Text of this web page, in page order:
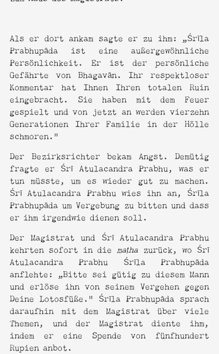
Als er dort ankam sagte er zu ihm: „Śrīla
Prabhupāda ist eine außergewöhnliche
Persönlichkeit. Er ist der persönliche
Gefährte von Bhagavān. Ihr respektloser
Kommentar hat Ihnen Ihren totalen Ruin
eingebracht. Sie haben mit dem Feuer
gespielt und von jetzt an werden vierzehn
Generationen Ihrer Familie in der Hölle
schmoren.”
Der Bezirksrichter bekam Angst. Demütig
fragte er Śrī Atulacandra Prabhu, was er
tun müsste, um es wieder gut zu machen.
Śrī Atulacandra Prabhu wies ihn an, Śrīla
Prabhupāda um Vergebung zu bitten und dass
er ihm irgendwie dienen soll.
Der Magistrat und Śrī Atulacandra Prabhu
kehrten sofort in die maṭha zurück, wo Śrī
Atulacandra Prabhu Śrīla Prabhupāda
anflehte: „Bitte sei gütig zu diesem Mann
und erlöse ihn von seinem Vergehen gegen
Deine Lotosfüße." Śrīla Prabhupāda sprach
daraufhin mit dem Magistrat über viele
Themen, und der Magistrat diente ihm,
indem er eine Spende von fünfhundert
Rupien anbot.